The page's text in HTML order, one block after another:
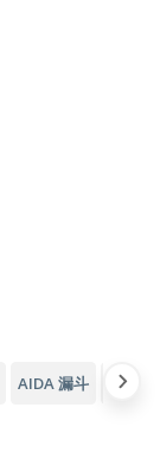
AIDA 漏斗 AWS